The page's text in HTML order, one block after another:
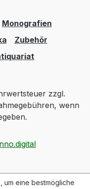
Monografien
Zubehör
zzgl.
wenn
um eine bestmögliche